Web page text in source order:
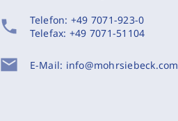
phone Telefon: +49 7071-923-0
Telefax: +49 7071-51104
mail E-Mail: info@mohrsiebeck.com